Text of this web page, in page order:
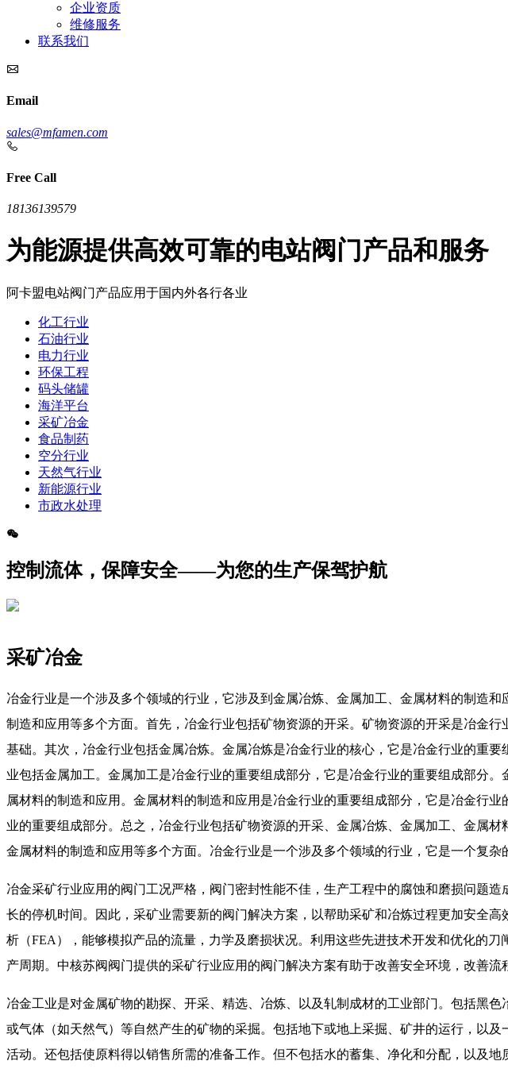
企业资质
维修服务
联系我们
Email
sales@mfamen.com
Free Call
18136139579
为能源提供高效可靠的电站阀门产品和服务
阿卡盟电站阀门产品应用于国内外各行各业
化工行业
石油行业
电力行业
环保工程
码头储罐
海洋平台
采矿冶金
食品制药
空分行业
天然气行业
新能源行业
市政水处理
控制流体，保障安全——为您的生产保驾护航
采矿冶金
冶金行业是一个涉及多个领域的行业，它涉及到金属冶炼、金属加工、金属材料的制造
制造和应用等多个方面。首先，冶金行业包括矿物资源的开采。矿物资源的开采是冶金
基础。其次，冶金行业包括金属冶炼。金属冶炼是冶金行业的核心，它是冶金行业的重
业包括金属加工。金属加工是冶金行业的重要组成部分，它是冶金行业的重要组成部分
属材料的制造和应用。金属材料的制造和应用是冶金行业的重要组成部分，它是冶金行
业的重要组成部分。总之，冶金行业包括矿物资源的开采、金属冶炼、金属加工、金属
金属材料的制造和应用等多个方面。冶金行业是一个涉及多个领域的行业，它是一个复杂
冶金采矿行业应用的阀门工况严格，阀门密封性能不佳，生产工程中的腐蚀和磨损问题
长的停机时间。因此，采矿业需要新的阀门解决方案，以帮助采矿和冶炼过程更加安全
析（FEA），能够模拟产品的流量，力学及磨损状况。利用这些先进技术开发和优化的
产周期。中核苏阀阀门提供的采矿行业应用的阀门解决方案有助于改善安全环境，改善
冶金工业是对金属矿物的勘探、开采、精选、冶炼、以及轧制成材的工业部门。包括黑
或气体（如天然气）等自然产生的矿物的采掘。包括地下或地上采掘、矿井的运行，以
活动。还包括使原料得以销售所需的准备工作。但不包括水的蓄集、净化和分配，以及